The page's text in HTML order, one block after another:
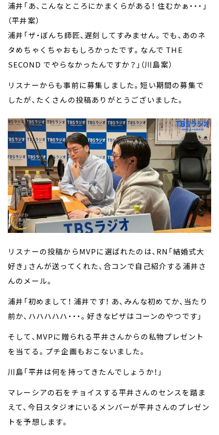
浦井「あ、こんなところにかまくらがある！ 住むかぁ・・・」
（平井案）
浦井「ザ・ぼんち師匠、遅刻してすみません。でも、あのネ
タめちゃくちゃおもしろかったです。なんで THE
SECOND でやらなかったんですか？」（川島案）
リスナーからも事前に募集しました。短い期間の募集で
したが、たくさんの投稿ありがとうございました。
リスナーの投稿からMVPに選ばれたのは、RN「結婚式大
好き」さんが送ってくれた、合コンで自己紹介する浦井さ
んのメール。
浦井「初めまして！ 浦井です！ あ、みんな初めてか、当たり
前か、ハハハハハ・・・。好きなピザはコーンのやつです」
そして、MVPに贈られる平井さんからの私物プレゼント
を当てる。プチ企画もおこないました。
川島「平井は何を持ってきたんでしょうか！」
マレーシアの石をチョイスする平井さんのセンスを踏ま
えて、今日スタジオにいるメンバーが平井さんのプレゼン
トを予想します。